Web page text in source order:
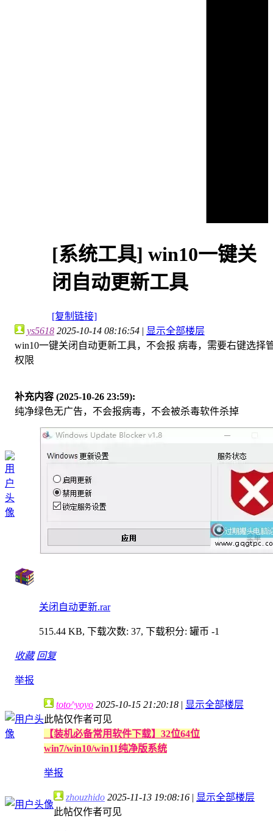
[系统工具] win10一键关
闭自动更新工具
[复制链接]
ys5618 2025-10-14 08:16:54 | 显示全部楼层
win10一键关闭自动更新工具，不会报 病毒，需要右键选择
权限
补充内容 (2025-10-26 23:59):
纯净绿色无广告，不会报病毒，不会被杀毒软件杀掉
关闭自动更新.rar
515.44 KB, 下载次数: 37, 下载积分: 罐币 -1
收藏 回复
举报
toto^yoyo 2025-10-15 21:20:18 | 显示全部楼层
此帖仅作者可见
【装机必备常用软件下载】32位64位
win7/win10/win11纯净版系统
举报
zhouzhido 2025-11-13 19:08:16 | 显示全部楼层
此帖仅作者可见